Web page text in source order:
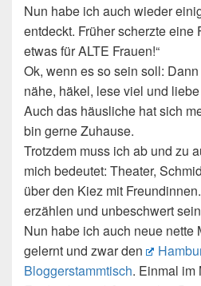
Nun habe ich auch wieder
entdeckt. Früher scherzte eine
etwas für ALTE Frauen!“
Ok, wenn es so sein soll:
nähe, häkel, lese viel und
Auch das häusliche hat sich
bin gerne Zuhause.
Trotzdem muss ich ab und zu
mich bedeutet: Theater,
über den Kiez mit
erzählen und unbeschwert
Nun habe ich auch neue nette
gelernt und zwar den
Bloggerstammtisch. Einmal im